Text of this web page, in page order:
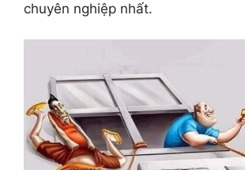
chuyên nghiệp nhất.